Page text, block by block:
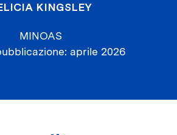
KINGSLEY
MINOAS
aprile 2026